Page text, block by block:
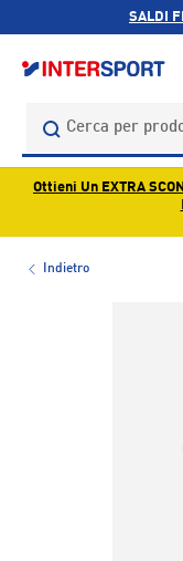
SALDI
Cerca
Ottieni Un EXTRA
Indietro